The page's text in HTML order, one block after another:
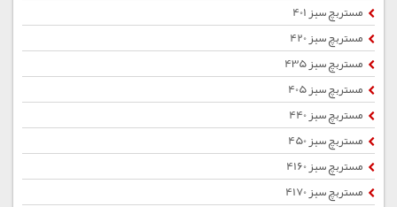
مستربچ سبز 401
مستربچ سبز 420
مستربچ سبز 435
مستربچ سبز 405
مستربچ سبز 440
مستربچ سبز 450
مستربچ سبز 4160
مستربچ سبز 4170